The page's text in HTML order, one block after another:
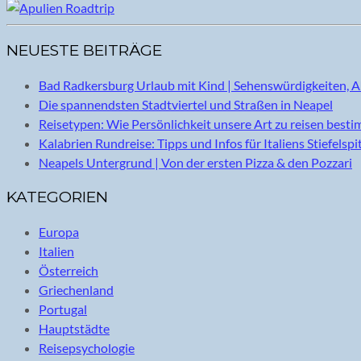
NEUESTE BEITRÄGE
Bad Radkersburg Urlaub mit Kind | Sehenswürdigkeiten,
Die spannendsten Stadtviertel und Straßen in Neapel
Reisetypen: Wie Persönlichkeit unsere Art zu reisen
Kalabrien Rundreise: Tipps und Infos für Italiens
Neapels Untergrund | Von der ersten Pizza & den Pozzari
KATEGORIEN
Europa
Italien
Österreich
Griechenland
Portugal
Hauptstädte
Reisepsychologie